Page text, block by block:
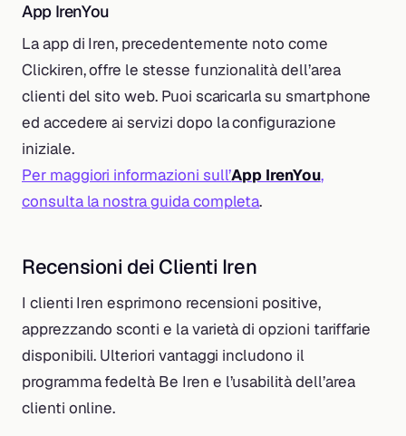
App IrenYou
La app di Iren, precedentemente noto come
Clickiren, offre le stesse funzionalità dell’area
clienti del sito web. Puoi scaricarla su smartphone
ed accedere ai servizi dopo la configurazione
iniziale.
Per maggiori informazioni sull’App IrenYou,
consulta la nostra guida completa.
Recensioni dei Clienti Iren
I clienti Iren esprimono recensioni positive,
apprezzando sconti e la varietà di opzioni tariffarie
disponibili. Ulteriori vantaggi includono il
programma fedeltà Be Iren e l’usabilità dell’area
clienti online.